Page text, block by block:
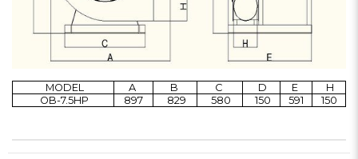
MODEL A B C D E
H
OB-7.5HP
897 829 580 150 591 150